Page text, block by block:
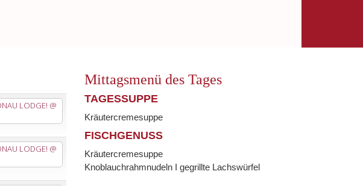
LODGE! @
LODGE! @
Mittagsmenü des Tages
TAGESSUPPE
Kräutercremesuppe
FISCHGENUSS
Kräutercremesuppe
Knoblauchrahmnudeln I gegrillte Lachswürfel